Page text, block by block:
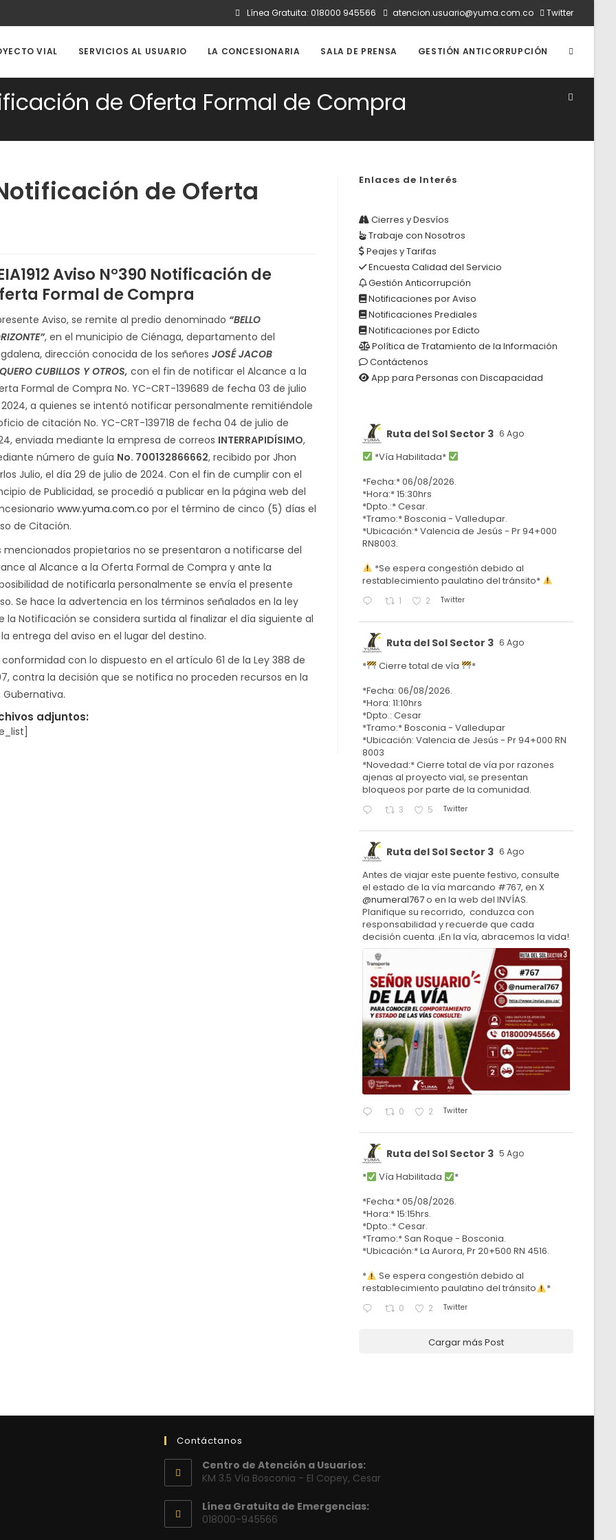
Línea Gratuita: 018000 945566 atencion.usuario@yuma.com.co Twitter
VIAL SERVICIOS AL USUARIO LA CONCESIONARIA SALA DE PRENSA GESTIÓN ANTICORRUPCIÓN ALTERNAR
de Oferta Formal de Compra
de Oferta
Aviso N°390 Notificación de
Formal de Compra
Aviso, se remite al predio denominado “BELLO
, en el municipio de Ciénaga, departamento del
dirección conocida de los señores JOSÉ JACOB
CUBILLOS Y OTROS, con el fin de notificar el Alcance a la
Formal de Compra No. YC-CRT-139689 de fecha 03 de julio
a quienes se intentó notificar personalmente remitiéndole
de citación No. YC-CRT-139718 de fecha 04 de julio de
enviada mediante la empresa de correos INTERRAPIDÍSIMO,
número de guía No. 700132866662, recibido por Jhon
Julio, el día 29 de julio de 2024. Con el fin de cumplir con el
de Publicidad, se procedió a publicar en la página web del
www.yuma.com.co por el término de cinco (5) días el
de Citación.
mencionados propietarios no se presentaron a notificarse del
al Alcance a la Oferta Formal de Compra y ante la
de notificarla personalmente se envía el presente
Se hace la advertencia en los términos señalados en la ley
la Notificación se considera surtida al finalizar el día siguiente al
entrega del aviso en el lugar del destino.
conformidad con lo dispuesto en el artículo 61 de la Ley 388 de
contra la decisión que se notifica no proceden recursos en la
Gubernativa.
adjuntos:
Enlaces de Interés
Cierres y Desvíos
Trabaje con Nosotros
Peajes y Tarifas
Encuesta Calidad del Servicio
Gestión Anticorrupción
Notificaciones por Aviso
Notificaciones Prediales
Notificaciones por Edicto
Política de Tratamiento de la Información
Contáctenos
App para Personas con Discapacidad
Ruta del Sol Sector 3 6 Ago
*Vía Habilitada*
*Fecha:* 06/08/2026.
*Hora:* 15:30hrs
*Dpto.:* Cesar.
*Tramo:* Bosconia - Valledupar.
*Ubicación:* Valencia de Jesús - Pr 94+000
RN8003.
*Se espera congestión debido al
restablecimiento paulatino del tránsito*
1 2 Twitter
Ruta del Sol Sector 3 6 Ago
* Cierre total de vía
*
*Fecha: 06/08/2026.
*Hora: 11:10hrs
*Dpto.: Cesar
*Tramo:* Bosconia - Valledupar
*Ubicación: Valencia de Jesús - Pr 94+000 RN
8003
*Novedad:* Cierre total de vía por razones
ajenas al proyecto vial, se presentan
bloqueos por parte de la comunidad.
3 5 Twitter
Ruta del Sol Sector 3 6 Ago
Antes de viajar este puente festivo, consulte
el estado de la vía marcando #767, en X
@numeral767o en la web del INVÍAS.
Planifique su recorrido, conduzca con
responsabilidad y recuerde que cada
decisión cuenta. ¡En la vía, abracemos la vida!
0 2 Twitter
Ruta del Sol Sector 3 5 Ago
* Vía Habilitada
*
*Fecha:* 05/08/2026.
*Hora:* 15:15hrs.
*Dpto.:* Cesar.
*Tramo:* San Roque - Bosconia.
*Ubicación:* La Aurora, Pr 20+500 RN 4516.
*
Se espera congestión debido al
restablecimiento paulatino del tránsito
*
0 2 Twitter
Cargar más Post
Contáctanos
Centro de Atención a Usuarios:
KM 3.5 Vía Bosconia - El Copey, Cesar
Línea Gratuita de Emergencias:
018000-945566